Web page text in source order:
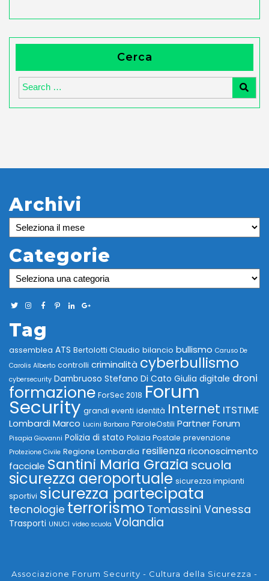
Cerca
Archivi
Archivi
Categorie
Categorie
Tag
assemblea ATS Bertolotti Claudio bilancio bullismo Caruso De
Carolis Alberto controlli criminalità cyberbullismo
cybersecurity Dambruoso Stefano Di Cato Giulia digitale droni
formazione ForSec 2018 Forum
Security grandi eventi identità Internet ITSTIME
Lombardi Marco Lucini Barbara ParoleOstili Partner Forum
Pisapia Giovanni Polizia di stato Polizia Postale prevenzione
Protezione Civile Regione Lombardia resilienzariconoscimento
facciale Santini Maria Grazia scuola
sicurezza aeroportuale sicurezza impianti
sportivi sicurezza partecipata
tecnologie terrorismo Tomassini Vanessa
Trasporti UNUCI video scuola Volandia
Associazione Forum Security - Cultura della Sicurezza -